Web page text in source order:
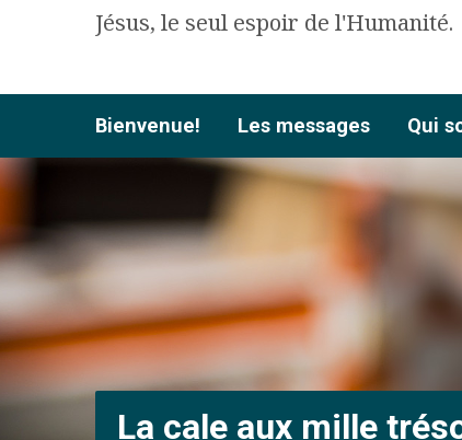
Jésus, le seul espoir de l'Humanité.
Bienvenue! Les messages Qui
La cale aux mille